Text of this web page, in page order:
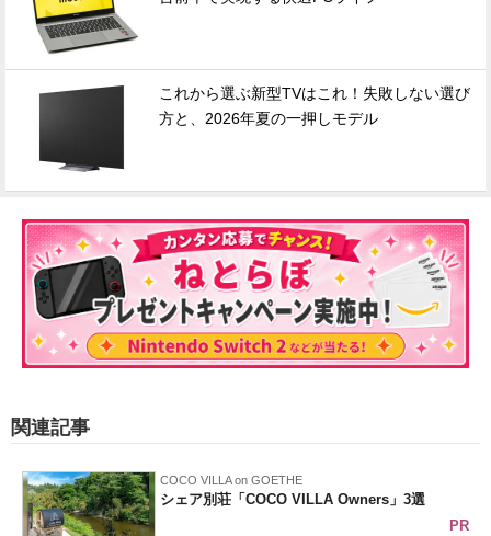
これから選ぶ新型TVはこれ！失敗しない選び
方と、2026年夏の一押しモデル
関連記事
COCO VILLA on GOETHE
シェア別荘「COCO VILLA Owners」3選
PR